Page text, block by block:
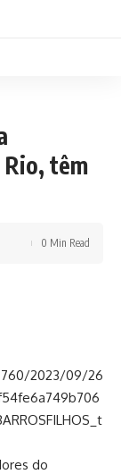
têm
0 Min Read
2023/09/26
do